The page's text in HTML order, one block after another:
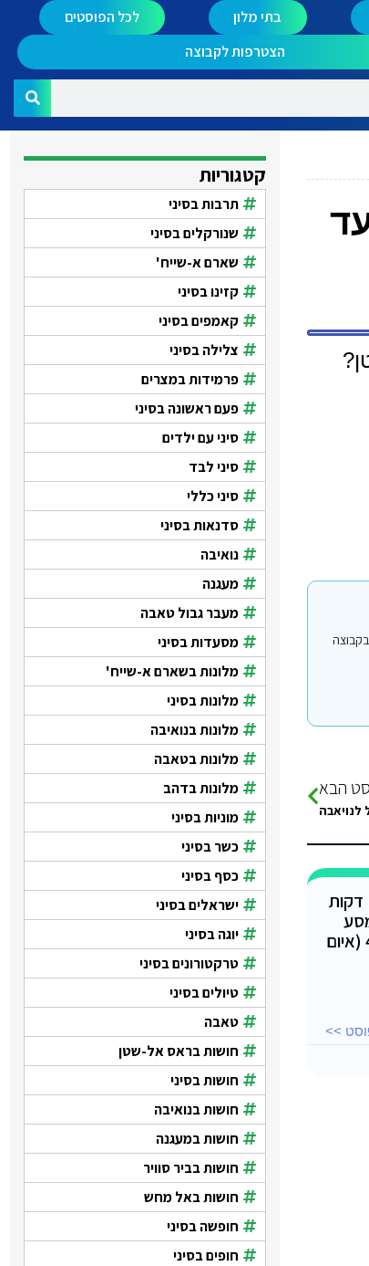
בתי מלון
לכל הפוסטים
הצטרפות לקבוצה
בקבוצה
הבא
לנויאבה
דקות
למצרים (כולל סיני) וירדן לרמה 4 (איום
>>
קטגוריות
תרבות בסיני
שנורקלים בסיני
שארם א-שייח'
קזינו בסיני
קאמפים בסיני
צלילה בסיני
פרמידות במצרים
פעם ראשונה בסיני
סיני עם ילדים
סיני לבד
סיני כללי
סדנאות בסיני
נואיבה
מעגנה
מעבר גבול טאבה
מסעדות בסיני
מלונות בשארם א-שייח'
מלונות בסיני
מלונות בנואיבה
מלונות בטאבה
מלונות בדהב
מוניות בסיני
כשר בסיני
כסף בסיני
ישראלים בסיני
יוגה בסיני
טרקטורונים בסיני
טיולים בסיני
טאבה
חושות בראס אל-שטן
חושות בסיני
חושות בנואיבה
חושות במעגנה
חושות בביר סוויר
חושות באל מחש
חופשה בסיני
חופים בסיני